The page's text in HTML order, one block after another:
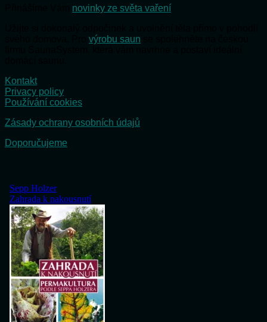
novinky ze světa vaření
výrobu saun
Kontakt
Privacy policy
Používání cookies
Zásady ochrany osobních údajů
Doporučujeme